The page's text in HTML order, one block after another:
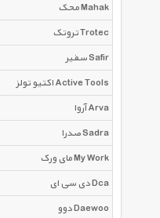
محک Mahak
تروتک Trotec
سفیر Safir
اکتیو تولز Active Tools
آروا Arva
صدرا Sadra
مای ورک My Work
دی سی ای Dca
دوو Daewoo